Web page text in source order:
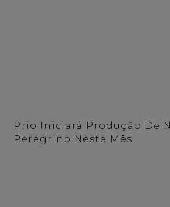
Prio Iniciará Produção De
Peregrino Neste Mês